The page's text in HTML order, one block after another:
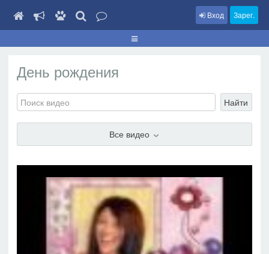
Вход Зарег.
День рождения
Найти
Все видео